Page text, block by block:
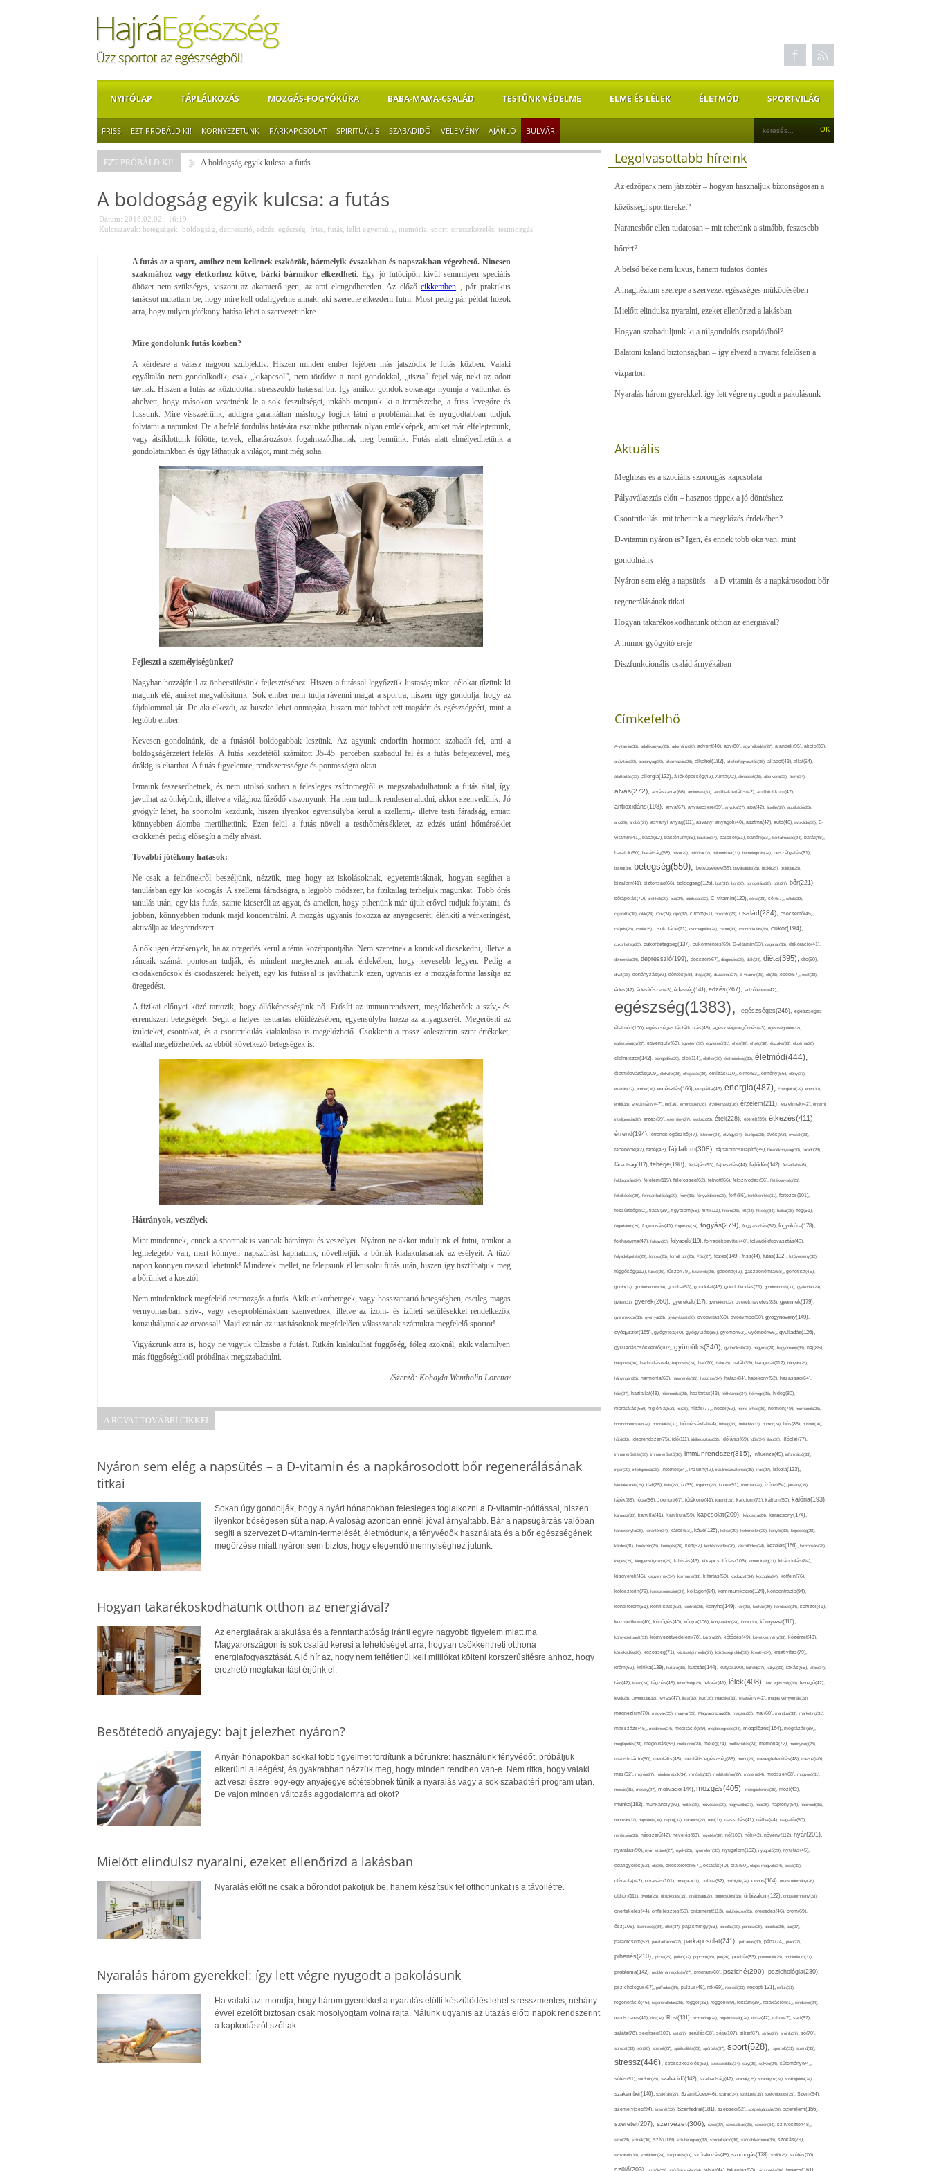
NYITÓLAP TÁPLÁLKOZÁS MOZGÁS-FOGYÓKÚRA BABA-MAMA-CSALÁD TESTÜNK VÉDELME ELME ÉS LÉLEK ÉLETMÓD SPORTVILÁG
FRISS EZT PRÓBÁLD KI! KÖRNYEZETÜNK PÁRKAPCSOLAT SPIRITUÁLIS SZABADIDŐ VÉLEMÉNY AJÁNLÓ BULVÁR
EZT PRÓBÁLD KI! A boldogság egyik kulcsa: a futás
A boldogság egyik kulcsa: a futás
Dátum: 2018.02.02., 16:19
Kulcsszavak: betegségek boldogság depresszió edzés, egészség friss, futás, lelki egyensúly, memória sport, stresszkezelés, testmozgás
A futás az a sport, amihez nem kellenek eszközök, bármelyik évszakban és napszakban végezhető. Nincsen
szakmához vagy életkorhoz kötve, bárki bármikor elkezdheti. Egy jó futócipőn kívül semmilyen speciális
öltözet nem szükséges, viszont az akaraterő igen, az ami elengedhetetlen. Az előzőcikkemben , pár praktikus
tanácsot mutattam be, hogy mire kell odafigyelnie annak, aki szeretne elkezdeni futni. Most pedig pár példát hozok
arra, hogy milyen jótékony hatása lehet a szervezetünkre.
Mire gondolunk futás közben?
A kérdésre a válasz nagyon szubjektív. Hiszen minden ember fejében más játszódik le futás közben. Valaki
egyáltalán nem gondolkodik, csak „kikapcsol”, nem törődve a napi gondokkal, „tiszta” fejjel vág neki az adott
távnak. Hiszen a futás az köztudottan stresszoldó hatással bír. Így amikor gondok sokasága nyomja a vállunkat és
ahelyett, hogy másokon vezetnénk le a sok feszültséget, inkább menjünk ki a természetbe, a friss levegőre és
fussunk. Mire visszaérünk, addigra garantáltan máshogy fogjuk látni a problémáinkat és nyugodtabban tudjuk
folytatni a napunkat. De a befelé fordulás hatására eszünkbe juthatnak olyan emlékképek, amiket már elfelejtettünk,
vagy átsiklottunk fölötte, tervek, elhatározások fogalmazódhatnak meg bennünk. Futás alatt elmélyedhetünk a
gondolatainkban és úgy láthatjuk a világot, mint még soha.
Fejleszti a személyiségünket?
Nagyban hozzájárul az önbecsülésünk fejlesztéséhez. Hiszen a futással legyőzzük lustaságunkat, célokat tűzünk ki
magunk elé, amiket megvalósítunk. Sok ember nem tudja rávenni magát a sportra, hiszen úgy gondolja, hogy az
fájdalommal jár. De aki elkezdi, az büszke lehet önmagára, hiszen már többet tett magáért és egészségéért, mint a
legtöbb ember.
Kevesen gondolnánk, de a futástól boldogabbak leszünk. Az agyunk endorfin hormont szabadít fel, ami a
boldogságérzetért felelős. A futás kezdetétől számított 35-45. percében szabadul fel és a futás befejeztével, még
órákig is eltarthat. A futás figyelemre, rendszerességre és pontosságra oktat.
Izmaink feszesedhetnek, és nem utolsó sorban a felesleges zsírtömegtől is megszabadulhatunk a futás által, így
javulhat az önképünk, illetve a világhoz fűződő viszonyunk. Ha nem tudunk rendesen aludni, akkor szenvedünk. Jó
gyógyír lehet, ha sportolni kezdünk, hiszen ilyenkor egyensúlyba kerül a szellemi,- illetve testi fáradság, emiatt
könnyebben álomba merülhetünk. Ezen felül a futás növeli a testhőmérsékletet, az edzés utáni hőmérséklet
csökkenés pedig elősegíti a mély alvást.
További jótékony hatások:
Ne csak a felnőttekről beszéljünk, nézzük, meg hogy az iskolásoknak, egyetemistáknak, hogyan segíthet a
tanulásban egy kis kocogás. A szellemi fáradságra, a legjobb módszer, ha fizikailag terheljük magunkat. Több órás
tanulás után, egy kis futás, szinte kicseréli az agyat, és amellett, hogy pihenünk már újult erővel tudjuk folytatni, és
jobban, könnyebben tudunk majd koncentrálni. A mozgás ugyanis fokozza az anyagcserét, élénkíti a vérkeringést,
aktiválja az idegrendszert.
A nők igen érzékenyek, ha az öregedés kerül a téma középpontjába. Nem szeretnek a korukkal dicsekedni, illetve a
ráncaik számát pontosan tudják, és mindent megtesznek annak érdekében, hogy kevesebb legyen. Pedig a
csodakenőcsök és csodaszerek helyett, egy kis futással is javíthatunk ezen, ugyanis ez a mozgásforma lassítja az
öregedést.
A fizikai előnyei közé tartozik, hogy állóképességünk nő. Erősíti az immunrendszert, megelőzhetőek a szív,- és
érrendszeri betegségek. Segít a helyes testtartás előidézésében, egyensúlyba hozza az anyagcserét. Megerősíti az
ízületeket, csontokat, és a csontritkulás kialakulása is megelőzhető. Csökkenti a rossz koleszterin szint értékeket,
ezáltal megelőzhetőek az ebből következő betegségek is.
Hátrányok, veszélyek
Mint mindennek, ennek a sportnak is vannak hátrányai és veszélyei. Nyáron ne akkor induljunk el futni, amikor a
legmelegebb van, mert könnyen napszúrást kaphatunk, növelhetjük a bőrrák kialakulásának az esélyeit. A tűző
napon könnyen rosszul lehetünk! Mindezek mellet, ne felejtsünk el letusolni futás után, hiszen így tisztíthatjuk meg
a bőrünket a kosztól.
Nem mindenkinek megfelelő testmozgás a futás. Akik cukorbetegek, vagy hosszantartó betegségben, esetleg magas
vérnyomásban, szív-, vagy veseproblémákban szenvednek, illetve az izom- és ízületi sérülésekkel rendelkezők
konzultáljanak az orvossal! Majd ezután az utasításoknak megfelelően válasszanak számukra megfelelő sportot!
Vigyázzunk arra is, hogy ne vigyük túlzásba a futást. Ritkán kialakulhat függőség, főleg azoknál, akik valamilyen
más függőségüktől próbálnak megszabadulni.
/Szerző: Kohajda Wentholin Loretta/
A ROVAT TOVÁBBI CIKKEI
Nyáron sem elég a napsütés – a D-vitamin és a napkárosodott bőr regenerálásának
titkai
Sokan úgy gondolják, hogy a nyári hónapokban felesleges foglalkozni a D-vitamin-pótlással, hiszen
ilyenkor bőségesen süt a nap. A valóság azonban ennél jóval árnyaltabb. Bár a napsugárzás valóban
segíti a szervezet D-vitamin-termelését, életmódunk, a fényvédők használata és a bőr egészségének
megőrzése miatt nyáron sem biztos, hogy elegendő mennyiséghez jutunk.
Hogyan takarékoskodhatunk otthon az energiával?
Az energiaárak alakulása és a fenntarthatóság iránti egyre nagyobb figyelem miatt ma
Magyarországon is sok család keresi a lehetőséget arra, hogyan csökkentheti otthona
energiafogyasztását. A jó hír az, hogy nem feltétlenül kell milliókat költeni korszerűsítésre ahhoz, hogy
érezhető megtakarítást érjünk el.
Besötétedő anyajegy: bajt jelezhet nyáron?
A nyári hónapokban sokkal több figyelmet fordítunk a bőrünkre: használunk fényvédőt, próbáljuk
elkerülni a leégést, és gyakrabban nézzük meg, hogy minden rendben van-e. Nem ritka, hogy valaki
azt veszi észre: egy-egy anyajegye sötétebbnek tűnik a nyaralás vagy a sok szabadtéri program után.
De vajon minden változás aggodalomra ad okot?
Mielőtt elindulsz nyaralni, ezeket ellenőrizd a lakásban
Nyaralás előtt ne csak a bőröndöt pakoljuk be, hanem készítsük fel otthonunkat is a távollétre.
Nyaralás három gyerekkel: így lett végre nyugodt a pakolásunk
Ha valaki azt mondja, hogy három gyerekkel a nyaralás előtti készülődés lehet stresszmentes, néhány
évvel ezelőtt biztosan csak mosolyogtam volna rajta. Nálunk ugyanis az utazás előtti napok rendszerint
a kapkodásról szóltak.
Legolvasottabb híreink
Az edzőpark nem játszótér – hogyan használjuk biztonságosan a
közösségi sporttereket?
Narancsbőr ellen tudatosan – mit tehetünk a simább, feszesebb
bőrért?
A belső béke nem luxus, hanem tudatos döntés
A magnézium szerepe a szervezet egészséges működésében
Mielőtt elindulsz nyaralni, ezeket ellenőrizd a lakásban
Hogyan szabaduljunk ki a túlgondolás csapdájából?
Balatoni kaland biztonságban – így élvezd a nyarat felelősen a
vízparton
Nyaralás három gyerekkel: így lett végre nyugodt a pakolásunk
Aktuális
Meghízás és a szociális szorongás kapcsolata
Pályaválasztás előtt – hasznos tippek a jó döntéshez
Csontritkulás: mit tehetünk a megelőzés érdekében?
D-vitamin nyáron is? Igen, és ennek több oka van, mint
gondolnánk
Nyáron sem elég a napsütés – a D-vitamin és a napkárosodott bőr
regenerálásának titkai
Hogyan takarékoskodhatunk otthon az energiával?
A humor gyógyító ereje
Diszfunkcionális család árnyékában
Címkefelhő
A-vitamin(36), adalékanyag(28), adomány(26), advent(40), agy(80), agyműködés(27), ajándék(95), akció(39),
aktivitás(30), alapanyag(30), alkalmazás(28), alkohol(182), alkoholfogyasztás(36), állapot(43), állat(54),
állattartás(33), allergia(122), állóképesség(42), Alma(72), almaecet(26), aloe vera(33), álom(34),
alvás(272), alvászavar(66), aminosav(33), antibakteriális(42), antibiotikum(47),
antioxidáns(198), anya(67), anyagcsere(99), anyuka(27), apa(42), ápolás(29), applikáció(26),
arc(29), arcbőr(27), ásványi anyag(111), ásványi anyagok(40), asztma(47), autó(46), avokádó(36), B-
vitamin(41), baba(82), baktérium(89), balaton(34), baleset(51), banán(53), bántalmazás(24), barát(48),
barátok(50), barátság(58), béke(29), bélflóra(37), bélrendszer(33), bemelegítés(24), beszélgetés(61),
beteg(34), betegség(550), betegségek(39), bevásárlás(28), bicikli(25), biológia(25),
bizalom(41), biztonság(66), boldogság(125), bolt(31), bor(36), borogatás(28), böjt(27), bőr(221),
bőrápolás(70), brokkoli(29), buli(24), bűntudat(32), C-vitamin(120), cékla(28), cél(57), célok(30),
cigaretta(38), cikk(24), Cink(24), cipő(37), citrom(61), citromfű(26), család(284), csecsemő(45),
csípés(26), csoki(35), csokoládé(71), csomagolás(24), csont(33), csontritkulás(36), cukor(194),
cukorbeteg(25), cukorbetegség(137), cukormentes(69), D-vitamin(53), daganat(36), dekoráció(41),
demencia(34), depresszió(199), desszert(67), diagnózis(28), diák(24), diéta(395), dió(50),
divat(38), dohányzás(92), döntés(58), drága(26), duzzanat(27), E-vitamin(25), eb(26), ebéd(57), ecet(38),
édes(42), édesítőszer(43), édesség(141), edzés(267), edzőterem(42),
egészség(1383), egészséges(246), egészséges
életmód(100), egészséges táplálkozás(45), egészségmegőrzés(43), egészségtelen(32),
egészségügy(27), egyensúly(63), egyetem(30), egyszerű(31), éhes(30), éhség(38), éjszaka(33), ekcéma(26),
élelmiszer(142), elengedés(29), élet(114), életkor(30), életminőség(30), életmód(444),
életmódváltás(109), életvitel(28), elfogadás(30), elhízás(110), elme(93), élmény(55), előny(37),
elvárás(32), ember(38), emésztés(166), empátia(43), energia(487), Energiaital(29), eper(30),
erdő(36), eredmény(47), erő(36), érrendszer(36), érzékenység(36), érzelem(211), érzelmek(42), érzelmi
intelligencia(28), érzés(39), esemény(27), eszköz(28), étel(228), ételek(39), étkezés(411),
étrend(194), étrendkiegészítő(47), étterem(24), étvágy(34), Európa(28), evés(92), évszak(28),
facebook(42), fahéj(43), fájdalom(308), fájdalomcsillapító(39), fáradékonyság(30), fáradt(28),
fáradtság(117), fehérje(198), fejfájás(93), fejlesztés(44), fejlődés(142), feladat(46),
feldolgozás(24), félelem(115), felelősség(62), felnőtt(66), felszívódás(56), féltékenység(26),
feltöltődés(29), fenntarthatóság(29), fény(36), fényvédelem(28), férfi(86), fertőtlenítés(31), fertőzés(101),
feszültség(82), fiatal(39), figyelem(69), film(111), finom(26), fitt(34), fittség(34), fizikai(25), fog(51),
fogadalom(25), fogmosás(41), fogorvos(24), fogyás(279), fogyasztás(67), fogyókúra(178),
fokhagyma(47), folsav(25), folyadék(119), folyadékbevitel(40), folyadékfogyasztás(45),
folyadékpótlás(29), fontos(25), forralt bor(26), Föld(27), főzés(149), friss(44), futás(132), futóverseny(32),
függőség(112), fürdő(26), fűszer(79), fűszerek(28), gabona(42), gasztronómia(58), genetika(45),
glutén(32), gluténmentes(34), gomba(53), gondolat(43), gondolkodás(71), gondoskodás(33), gyakorlat(29),
gyász(31), gyerek(260), gyerekek(117), gyerekkor(32), gyereknevelés(83), gyermek(179),
gyermekkor(36), gyertya(28), gyógyászat(36), gyógyítás(69), gyógymód(50), gyógynövény(149),
gyógyszer(165), gyógytea(40), gyógyulás(85), gyomor(62), Gyömbér(66), gyulladás(126),
gyulladáscsökkentő(102), gyümölcs(340), gyümölcslé(28), hagyma(28), hagyomány(36), haj(85),
hajápolás(36), hajhullás(44), hajmosás(24), hal(70), hála(25), halál(39), hangulat(112), hányás(25),
hányinger(25), harmónia(69), hasmenés(35), hasznos(24), hatás(84), hatékony(52), házasság(64),
házi(27), háziállat(48), házimunka(28), háztartás(43), hétköznap(24), hétvége(25), hideg(80),
hidratálás(69), higiénia(52), hit(26), hízás(77), hobbi(62), home office(26), hormon(79), hormonok(25),
hormonrendszer(24), hozzáállás(31), hőmérséklet(44), hőség(36), hulladék(33), humor(24), hús(86), húsvét(36),
hűtő(30), idegrendszer(75), idő(111), időbeosztás(32), időjárás(69), idős(24), illat(30), illóolaj(77),
immunerősítés(30), immunerősítő(36), immunrendszer(315), influenza(45), információ(33),
inger(29), intelligencia(28), internet(64), inzulin(42), inzulinrezisztencia(35), írás(27), iskola(123),
iskolakezdés(25), ital(75), ivás(27), íz(39), izgalom(27), izom(91), izomzat(24), ízület(54), járvány(35),
játék(89), jóga(56), Joghurt(67), jótékony(41), kaland(28), kalcium(71), kálium(50), kalória(193),
kamasz(30), kamilla(41), Kánikula(59), kapcsolat(209), káposzta(24), karácsony(174),
karácsonyfa(25), karantén(34), káros(53), kávé(125), keksz(29), kellemetlen(29), kenyér(32), képesség(28),
kérdés(31), kerékpár(25), keringés(26), kert(52), kertészkedés(26), készülődés(24), kezelés(166), kézmosás(28),
kiégés(25), kiegyensúlyozott(26), kihívás(43), kikapcsolódás(106), kimerültség(31), kirándulás(84),
kisgyerek(45), kisgyermek(34), kismama(38), kitartás(50), kockázat(34), kocogás(24), koffein(76),
koleszterin(76), koleszterinszint(24), kollagén(54), kommunikáció(124), koncentráció(94),
konditerem(51), konfliktus(52), kontroll(28), konyha(149), kór(25), kórház(29), kórokozó(24), kortizol(41),
kozmetikum(40), köhögés(40), könyv(106), könyvajánló(24), köret(30), környezet(116),
környezetbarát(31), környezetvédelem(78), köröm(27), kötődés(49), következmény(33), közérzet(43),
közlekedés(26), közösség(71), közösségi média(27), közösségi oldal(38), kreatív(34), kreativitás(79),
krém(62), kritika(139), kultúra(36), kutatás(144), kutya(100), külföld(27), kütyü(33), lakás(65), látás(34),
láz(42), lazac(24), légzés(49), lehetőség(25), lekvár(41), lélek(408), lelki egészség(33), levegő(42),
levél(28), Levendula(32), leves(47), lista(32), liszt(36), macska(33), magány(42), magas vérnyomás(28),
magnézium(70), magvak(25), magyar(25), Magyarország(28), magzat(25), máj(60), mandula(33), marketing(31),
masszázs(45), medence(24), meditáció(89), megbetegedés(24), megelőzés(164), megfázás(89),
meglepetés(28), megoldás(89), melatonin(29), meleg(74), mellékhatás(24), memória(72), mennyiség(26),
menstruáció(50), mentális(48), mentális egészség(86), menü(28), méregtelenítés(48), mese(40),
méz(92), migrén(27), mindennapok(34), minőség(33), mobiltelefon(27), modern(24), módszer(68), mogyoró(31),
mosás(31), mosoly(27), motiváció(144), mozgás(405), mozgásforma(25), mozi(42),
munka(182), munkahely(92), műtét(38), művészet(29), nagyszülő(27), nap(35), napfény(54), napirend(35),
napozás(37), napsütés(38), naptej(32), narancs(27), nasi(31), nassolás(41), nátha(44), negatív(50),
nehézség(36), népszerű(42), nevelés(83), nevetés(30), nő(106), nők(42), növény(112), nyár(201),
nyaralás(90), nyári szünet(27), nyelv(26), nyomelem(33), nyugalom(102), nyugtató(29), nyújtás(45),
odafigyelés(52), ok(36), okostelefon(57), oktatás(40), olaj(50), olajos magvak(34), olcsó(33),
olívaolaj(42), olvasás(101), omega-3(31), online(52), orrfolyás(24), orvos(164), orvostudomány(26),
otthon(111), óvoda(26), öltözködés(35), önállóság(27), önbecsülés(36), önbizalom(122), önbizalomhiány(28),
önértékelés(44), önfejlesztés(59), önismeret(113), önkifejezés(26), öregedés(46), öröm(69),
ősz(109), őszinteség(34), ötlet(37), pajzsmirigy(53), pakolás(30), panasz(25), paprika(28), pár(27),
paradicsom(52), páratartalom(27), párkapcsolat(241), pattanás(30), pénz(74), piac(27),
pihenés(210), pizza(25), pollen(32), popcorn(35), por(26), pozitív(83), prevenció(25), probiotikum(37),
probléma(142), problémamegoldás(27), program(60), psziché(290), pszichológia(230),
pszichológus(67), puffadás(34), pulzus(45), rák(69), reakció(33), recept(131), reflux(31),
regeneráció(46), regenerálódás(28), reggel(39), reggeli(89), reklám(39), relaxáció(81), rendszer(24),
rendszeres(41), rizs(34), Rost(131), rozmaring(24), rugalmasság(24), ruha(42), rutin(47), sajt(67),
saláta(78), segítség(100), sejt(27), sérülés(58), séta(107), siker(67), sírás(27), smink(37), só(70),
sorozat(33), sör(26), spenót(27), spiritualitás(28), spórolás(37), sport(528), sportoló(31), strand(35),
stressz(446), stresszkezelés(53), stresszoldás(34), súly(25), súlyzó(24), sütemény(94),
sütés(91), sütőtök(25), szabadidő(142), szabadság(47), szabály(25), szabályok(24), szájhigiénia(24),
szakember(140), szakítás(27), Számítógép(46), száraz(24), szédülés(35), székrekedés(25), Szem(54),
személyiség(94), szemét(32), Szénhidrát(181), szépség(52), szépségápolás(26), szerelem(156),
szeretet(207), szervezet(306), szex(27), szexualitás(25), szezon(34), szilveszter(48),
szín(28), színek(36), szív(109), szívbetegség(32), szocializáció(30), szódabikarbóna(35), szokás(79),
szokások(33), szolárium(24), szoptatás(33), szórakozás(45), szorongás(178), szőlő(25), szülés(70),